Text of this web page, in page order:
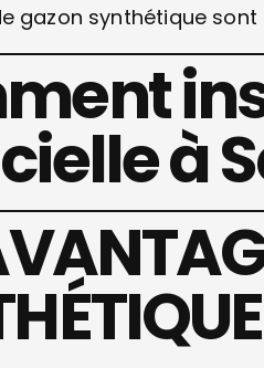
gazon synthétique
à